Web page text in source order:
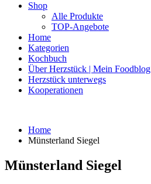
Shop
Alle Produkte
TOP-Angebote
Home
Kategorien
Kochbuch
Über Herzstück | Mein Foodblog
Herzstück unterwegs
Kooperationen
Home
Münsterland Siegel
Münsterland Siegel